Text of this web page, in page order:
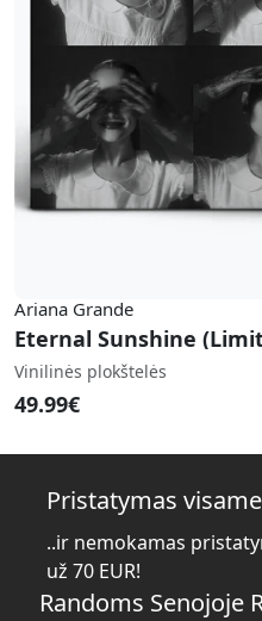
Ariana Grande
Vinilinės plokštelės
49.99€
Pristatymas
..ir nemokamas
už 70 EUR!
Randoms Senojoje